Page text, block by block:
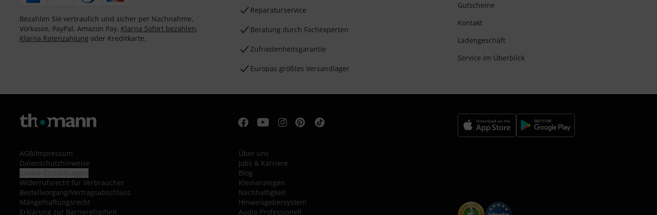
Bezahlen Sie vertraulich und sicher per Nachnahme,
Vorkasse, PayPal, Amazon Pay, Klarna Sofort bezahlen,
Klarna Ratenzahlung oder Kreditkarte.
Reparaturservice
Beratung durch Fachexperten
Zufriedenheitsgarantie
Europas größtes Versandlager
Gutscheine
Kontakt
Ladengeschäft
Service im Überblick
AGB/Impressum
Datenschutzhinweise
Widerrufsrecht für Verbraucher
Bestellvorgang/Vertragsabschluss
Mängelhaftungsrecht
Erklärung zur Barrierefreiheit
Über uns
Jobs & Karriere
Blog
Kleinanzeigen
Nachhaltigkeit
Hinweisgebersystem
Audio Professionell